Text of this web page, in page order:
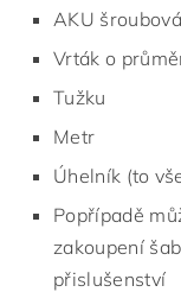
AKU
Vrták o
Tužku
Metr
Úhelník (to
Popřípadě
zakoupení
přislušenství